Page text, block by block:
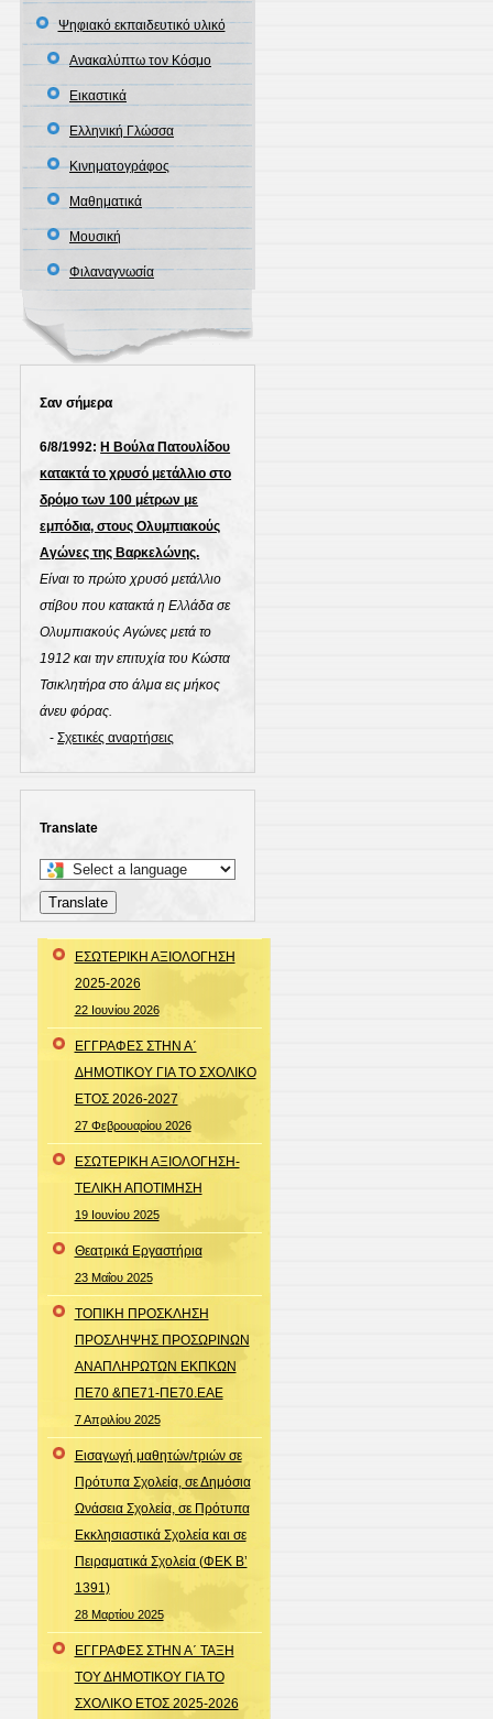
Ψηφιακό εκπαιδευτικό υλικό
Ανακαλύπτω τον Κόσμο
Εικαστικά
Ελληνική Γλώσσα
Κινηματογράφος
Μαθηματικά
Μουσική
Φιλαναγνωσία
Σαν σήμερα
6/8/1992: Η Βούλα Πατουλίδου
κατακτά το χρυσό μετάλλιο στο
δρόμο των 100 μέτρων με
εμπόδια, στους Ολυμπιακούς
Αγώνες της Βαρκελώνης.
Είναι το πρώτο χρυσό μετάλλιο
στίβου που κατακτά η Ελλάδα σε
Ολυμπιακούς Αγώνες μετά το
1912 και την επιτυχία του Κώστα
Τσικλητήρα στο άλμα εις μήκος
άνευ φόρας.
-Σχετικές αναρτήσεις
Translate
Select
a
language
translate
page
Translate
ΕΣΩΤΕΡΙΚΗ ΑΞΙΟΛΟΓΗΣΗ
2025-2026
22 Ιουνίου 2026
ΕΓΓΡΑΦΕΣ ΣΤΗΝ Α΄
ΔΗΜΟΤΙΚΟΥ ΓΙΑ ΤΟ ΣΧΟΛΙΚΟ
ΕΤΟΣ 2026-2027
27 Φεβρουαρίου 2026
ΕΣΩΤΕΡΙΚΗ ΑΞΙΟΛΟΓΗΣΗ-
ΤΕΛΙΚΗ ΑΠΟΤΙΜΗΣΗ
19 Ιουνίου 2025
Θεατρικά Εργαστήρια
23 Μαΐου 2025
ΤΟΠΙΚΗ ΠΡΟΣΚΛΗΣΗ
ΠΡΟΣΛΗΨΗΣ ΠΡΟΣΩΡΙΝΩΝ
ΑΝΑΠΛΗΡΩΤΩΝ ΕΚΠΚΩΝ
ΠΕ70 &ΠΕ71-ΠΕ70.ΕΑΕ
7 Απριλίου 2025
Εισαγωγή μαθητών/τριών σε
Πρότυπα Σχολεία, σε Δημόσια
Ωνάσεια Σχολεία, σε Πρότυπα
Εκκλησιαστικά Σχολεία και σε
Πειραματικά Σχολεία (ΦΕΚ Β’
1391)
28 Μαρτίου 2025
ΕΓΓΡΑΦΕΣ ΣΤΗΝ Α΄ ΤΑΞΗ
ΤΟΥ ΔΗΜΟΤΙΚΟΥ ΓΙΑ ΤΟ
ΣΧΟΛΙΚΟ ΕΤΟΣ 2025-2026